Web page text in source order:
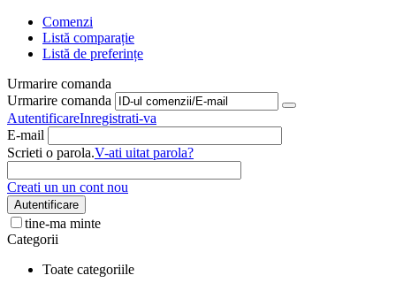
Comenzi
Listă comparație
Listă de preferințe
Urmarire comanda
Urmarire comanda
AutentificareInregistrati-va
E-mail
Scrieti o parola.V-ati uitat parola?
Creati un un cont nou
Autentificare
tine-ma minte
Categorii
Toate categoriile